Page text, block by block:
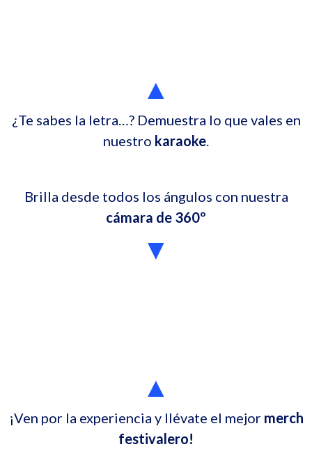
▲
¿Te sabes la letra…? Demuestra lo que vales en
nuestro karaoke.
Brilla desde todos los ángulos con nuestra
cámara de 360º
▼
▲
¡Ven por la experiencia y llévate el mejor merch
festivalero!